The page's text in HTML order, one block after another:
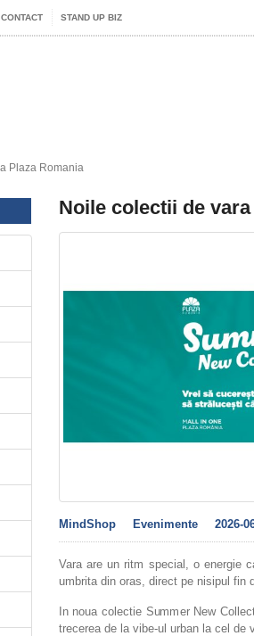
CONTACT STAND UP BIZ
Plaza Romania
Noile colectii de
MindShop Evenimente 2026-
Vara are un ritm special, o energie
umbrita din oras, direct pe nisipul fin
In noua colectie Summer New
trecerea de la vibe-ul urban la cel de